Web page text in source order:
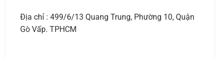
Địa chỉ : 499/6/13 Quang Trung, Phường 10, Quận
Gò Vấp. TPHCM